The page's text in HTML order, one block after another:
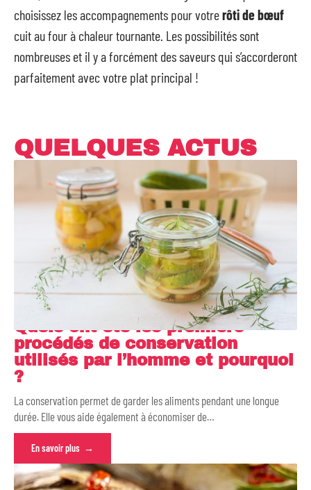
choisissez les accompagnements pour votrerôti de bœuf
cuit au four à chaleur tournante. Les possibilités sont
nombreuses et il y a forcément des saveurs qui s’accorderont
parfaitement avec votre plat principal !
QUELQUES ACTUS
Quels ont été les premiers
procédés de conservation
utilisés par l’homme et pourquoi
?
La conservation permet de garder les aliments pendant une longue
durée. Elle vous aide également à économiser de…
En savoir plus